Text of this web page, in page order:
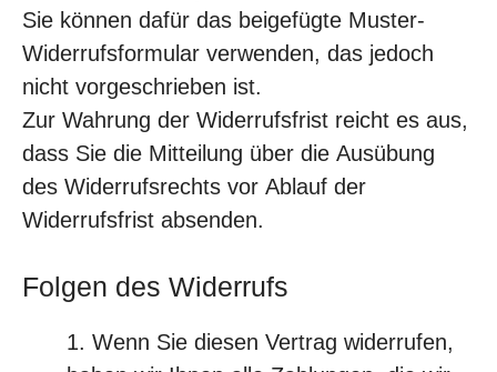
Sie können dafür das beigefügte Muster-
Widerrufsformular verwenden, das jedoch
nicht vorgeschrieben ist.
Zur Wahrung der Widerrufsfrist reicht es aus,
dass Sie die Mitteilung über die Ausübung
des Widerrufsrechts vor Ablauf der
Widerrufsfrist absenden.
Folgen des Widerrufs
Wenn Sie diesen Vertrag widerrufen,